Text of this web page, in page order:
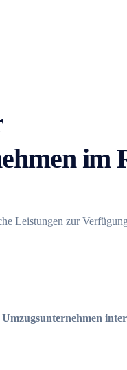
im
Leistungen zur
Umzugsunternehmen